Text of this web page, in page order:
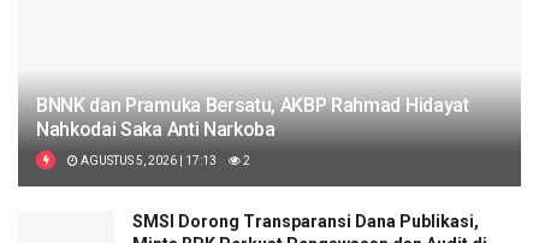
BNNK dan Pramuka Bersatu, AKBP Rahmad Hidayat
Nahkodai Saka Anti Narkoba
AGUSTUS 5, 2026 | 17:13 2
SMSI Dorong Transparansi Dana Publikasi,